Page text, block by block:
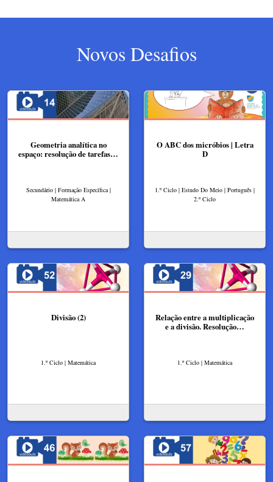
Novos Desafios
Geometria analítica no
espaço: resolução de tarefas…
Secundário | Formação Específica |
Matemática A
O ABC dos micróbios | Letra
D
1.º Ciclo | Estudo Do Meio | Português |
2.º Ciclo
Divisão (2)
1.º Ciclo | Matemática
Relação entre a multiplicação
e a divisão. Resolução…
1.º Ciclo | Matemática